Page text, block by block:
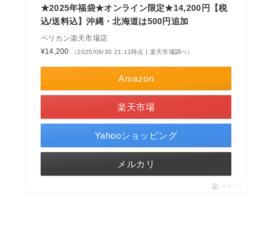
★2025年福袋★オンライン限定★14,200円【税
込/送料込】沖縄・北海道は500円追加
ペリカン楽天市場店
¥14,200
（2025/06/30 21:11時点 | 楽天市場調べ）
Amazon
楽天市場
Yahooショッピング
メルカリ
ポチップ